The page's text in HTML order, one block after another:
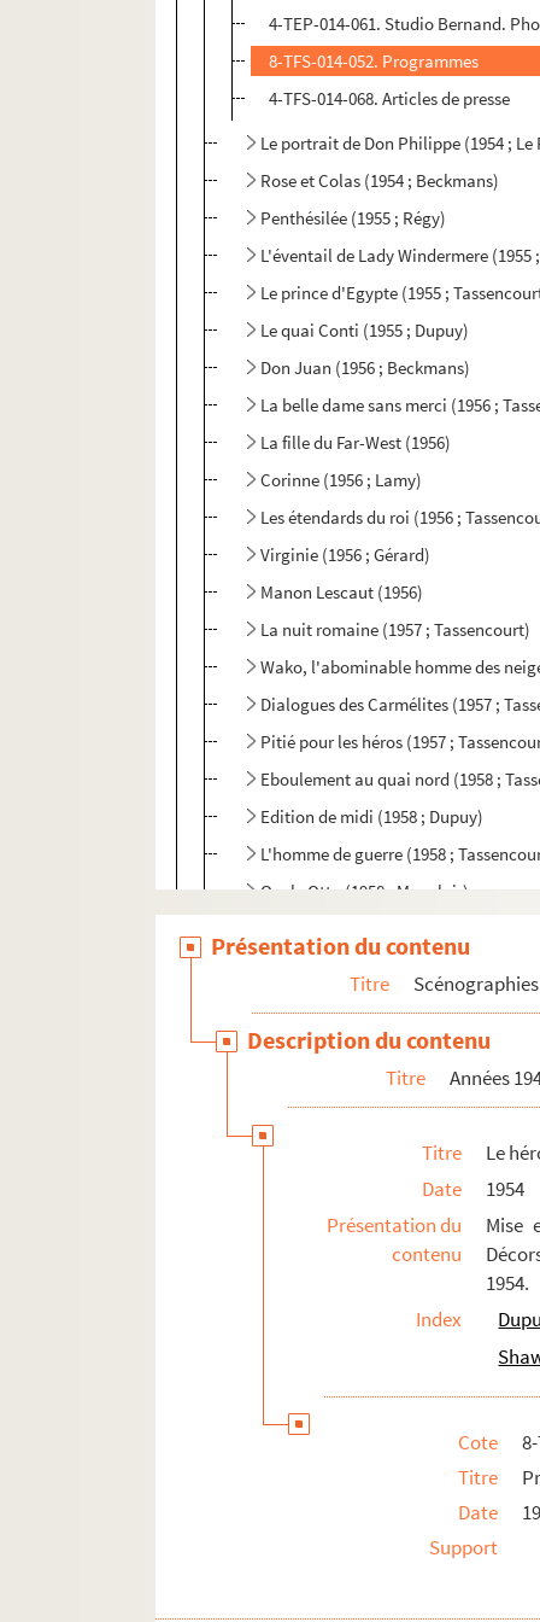
4-TEP-014-061. Studio Bernand.
8-TFS-014-052. Programmes
4-TFS-014-068. Articles de presse
Le portrait de Don Philippe (1954 ;
Rose et Colas (1954 ; Beckmans)
Penthésilée (1955 ; Régy)
L'éventail de Lady Windermere (1955
Le prince d'Egypte (1955 ;
Le quai Conti (1955 ; Dupuy)
Don Juan (1956 ; Beckmans)
La belle dame sans merci (1956 ;
La fille du Far-West (1956)
Corinne (1956 ; Lamy)
Les étendards du roi (1956 ;
Virginie (1956 ; Gérard)
Manon Lescaut (1956)
La nuit romaine (1957 ; Tassencourt)
Wako, l'abominable homme des
Dialogues des Carmélites (1957 ;
Pitié pour les héros (1957 ;
Eboulement au quai nord (1958 ;
Edition de midi (1958 ; Dupuy)
L'homme de guerre (1958 ;
Oncle Otto (1958 ; Mauclair)
Le dessous des cartes (1959 ;
Long voyage vers la nuit (1959 ;
Années 1960-1969
Années 1990-1998
Scénographies d'expositions
Dessins personnels
Documentation
Présentation du contenu
Titre
Description du contenu
Titre Années
Titre
Le
Date
1954
Présentation du
contenu
Mise
1954.
Index
Cote
Titre
Date
Support